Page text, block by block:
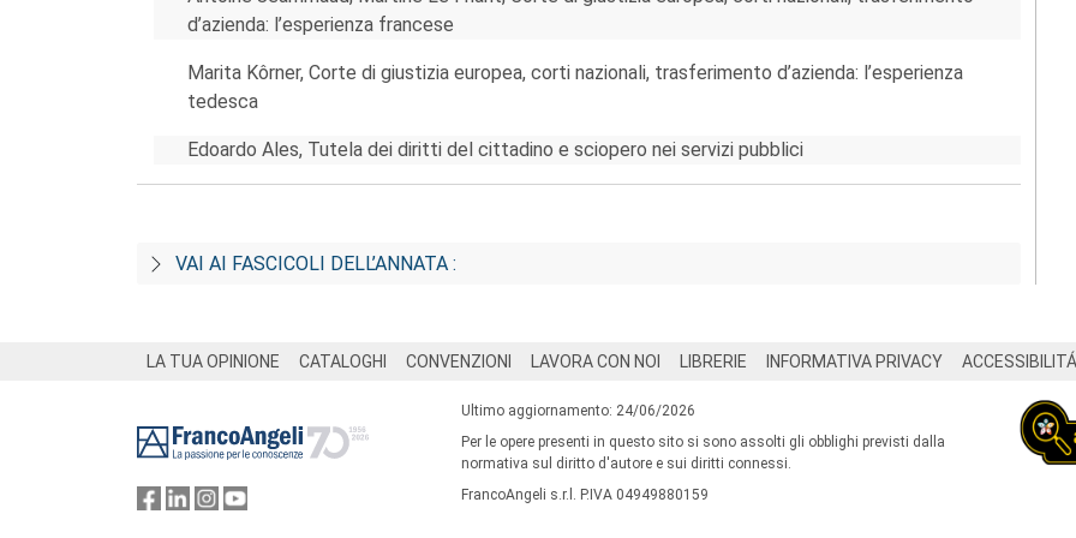
d’azienda: l’esperienza francese
Marita Kôrner, Corte di giustizia europea, corti nazionali, trasferimento d’azienda: l’esperienza
tedesca
Edoardo Ales, Tutela dei diritti del cittadino e sciopero nei servizi pubblici
VAI AI FASCICOLI DELL’ANNATA :
LA TUA OPINIONE CATALOGHI CONVENZIONI LAVORA CON NOI LIBRERIE INFORMATIVA PRIVACY ACCESSIBILITÁ
Ultimo aggiornamento: 24/06/2026
Per le opere presenti in questo sito si sono assolti gli obblighi previsti dalla
normativa sul diritto d'autore e sui diritti connessi.
FrancoAngeli s.r.l. P.IVA 04949880159